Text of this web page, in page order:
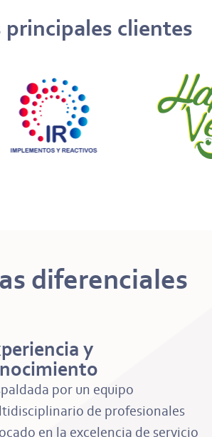
principales clientes
diferenciales
y
por un equipo
de profesionales
en la excelencia de servicio